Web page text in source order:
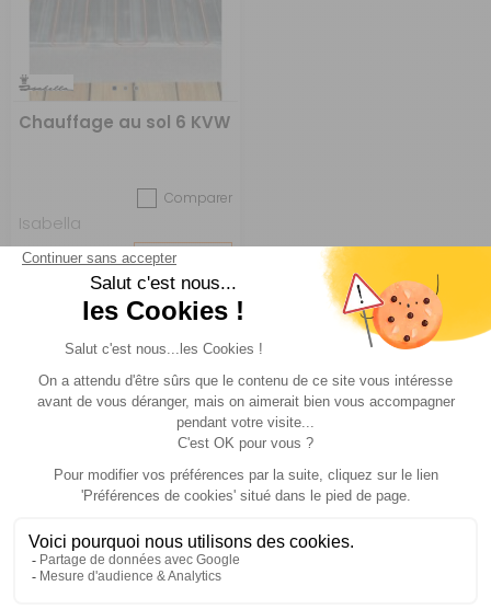
Chauffage au sol 6 KVW
Comparer
Isabella
Réf : 840168
SUR
COMMANDE
ACHETER 859 €
Expédié sous 72h Sécurisés